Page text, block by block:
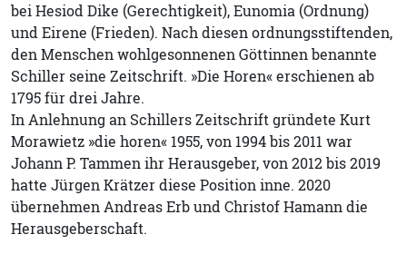
bei Hesiod Dike (Gerechtigkeit), Eunomia (Ordnung)
und Eirene (Frieden). Nach diesen ordnungsstiftenden,
den Menschen wohlgesonnenen Göttinnen benannte
Schiller seine Zeitschrift. »Die Horen« erschienen ab
1795 für drei Jahre.
In Anlehnung an Schillers Zeitschrift gründete Kurt
Morawietz »die horen« 1955, von 1994 bis 2011 war
Johann P. Tammen ihr Herausgeber, von 2012 bis 2019
hatte Jürgen Krätzer diese Position inne. 2020
übernehmen Andreas Erb und Christof Hamann die
Herausgeberschaft.